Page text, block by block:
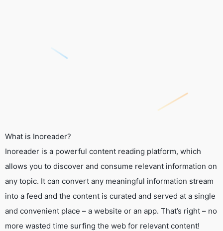
What is Inoreader?
Inoreader is a powerful content reading platform, which
allows you to discover and consume relevant information on
any topic. It can convert any meaningful information stream
into a feed and the content is curated and served at a single
and convenient place – a website or an app. That’s right – no
more wasted time surfing the web for relevant content!